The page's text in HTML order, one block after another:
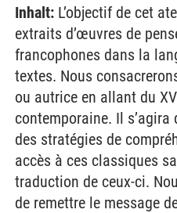
Inhalt: L’objectif de cet
extraits d’œuvres de
francophones dans la
textes. Nous
ou autrice en allant du
contemporaine. Il s’agira
des stratégies de
accès à ces classiques
traduction de ceux-ci.
de remettre le message